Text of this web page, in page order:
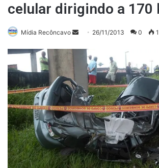
celular dirigindo a 170
Mídia Recôncavo
Mande
mail
26/11/2013 0